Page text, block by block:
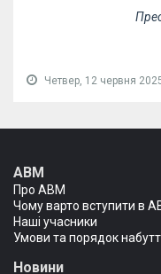
Четвер, 12 червня
АВМ
Про АВМ
Чому варто вступити в
Наші учасники
Умови та порядок
Новини